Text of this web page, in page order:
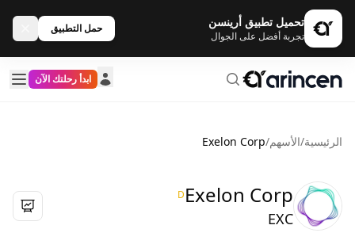
تحميل تطبيق أرينسن
تجربة أفضل على الجوال
حمل التطبيق
ابدأ رحلتك الآن
الرئيسية/الأسهم/
Exelon Corp
Exelon Corp
D
EXC